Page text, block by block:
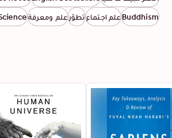
Buddhismعلم اجتماعتطوّرعلم ومعرفة